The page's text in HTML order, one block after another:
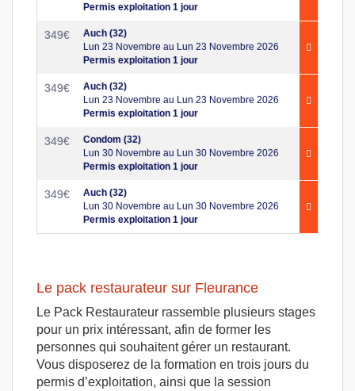
Permis exploitation 1 jour
349€
Auch (32)
Lun 23 Novembre au Lun 23 Novembre 2026
Permis exploitation 1 jour
349€
Auch (32)
Lun 23 Novembre au Lun 23 Novembre 2026
Permis exploitation 1 jour
349€
Condom (32)
Lun 30 Novembre au Lun 30 Novembre 2026
Permis exploitation 1 jour
349€
Auch (32)
Lun 30 Novembre au Lun 30 Novembre 2026
Permis exploitation 1 jour
Le pack restaurateur sur Fleurance
Le Pack Restaurateur rassemble plusieurs stages
pour un prix intéressant, afin de former les
personnes qui souhaitent gérer un restaurant.
Vous disposerez de la formation en trois jours du
permis d’exploitation, ainsi que la session